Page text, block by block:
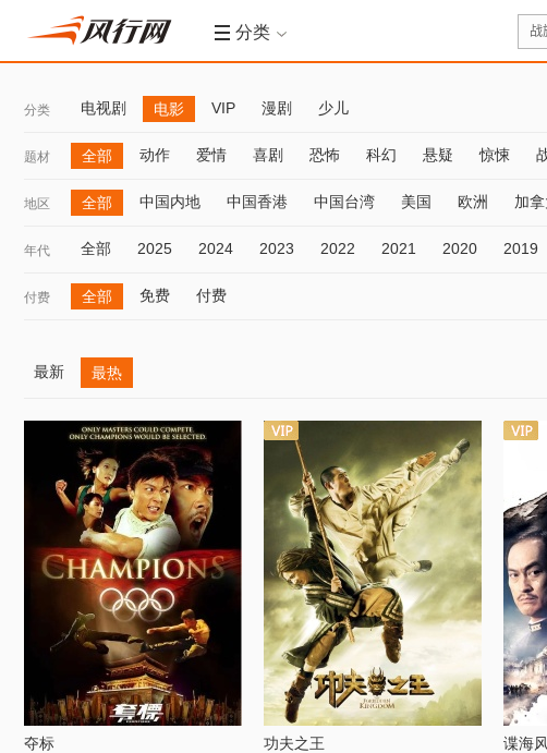
分类
分类 电视剧 电影 VIP 漫剧 少儿
题材 全部 动作 爱情 喜剧 恐怖 科幻 悬疑 惊悚
地区 全部 中国内地 中国香港 中国台湾 美国 欧洲 加
年代 全部 2025 2024 2023 2022 2021 2020 2019
付费 全部 免费 付费
最新 最热
夺标 功夫之王 谍海